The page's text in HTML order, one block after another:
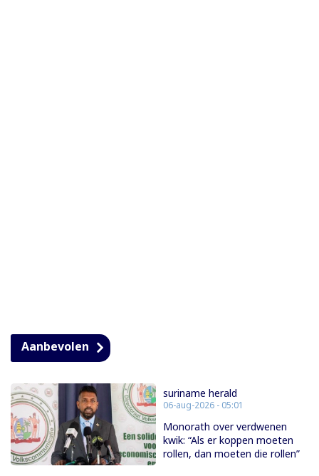
Aanbevolen
suriname herald
06-aug-2026 - 05:01
Monorath over verdwenen
kwik: “Als er koppen moeten
rollen, dan moeten die rollen”